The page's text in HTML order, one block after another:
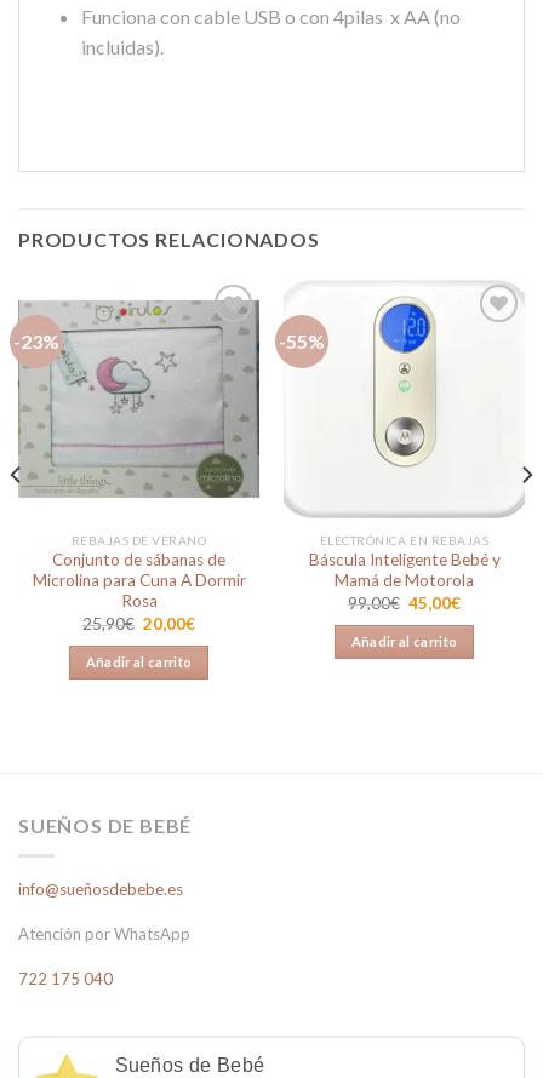
Funciona con cable USB o con 4pilas x AA (no
incluidas).
PRODUCTOS RELACIONADOS
-23%
Añadir
a la
lista de
deseos
REBAJAS DE VERANO
Conjunto de sábanas de
Microlina para Cuna A Dormir
Rosa
25,90€ El
precio
original
era:
25,90€.
20,00€El
20,00€.
Añadir al carrito
-55%
ELECTRÓNICA EN REBAJAS
Báscula Inteligente Bebé y
Mamá de Motorola
99,00€ El
precio
original
era:
99,00€.
45,00€El
45,00€.
Añadir al carrito
SUEÑOS DE BEBÉ
info@sueñosdebebe.es
Atención por WhatsApp
722 175 040
Sueños de Bebé